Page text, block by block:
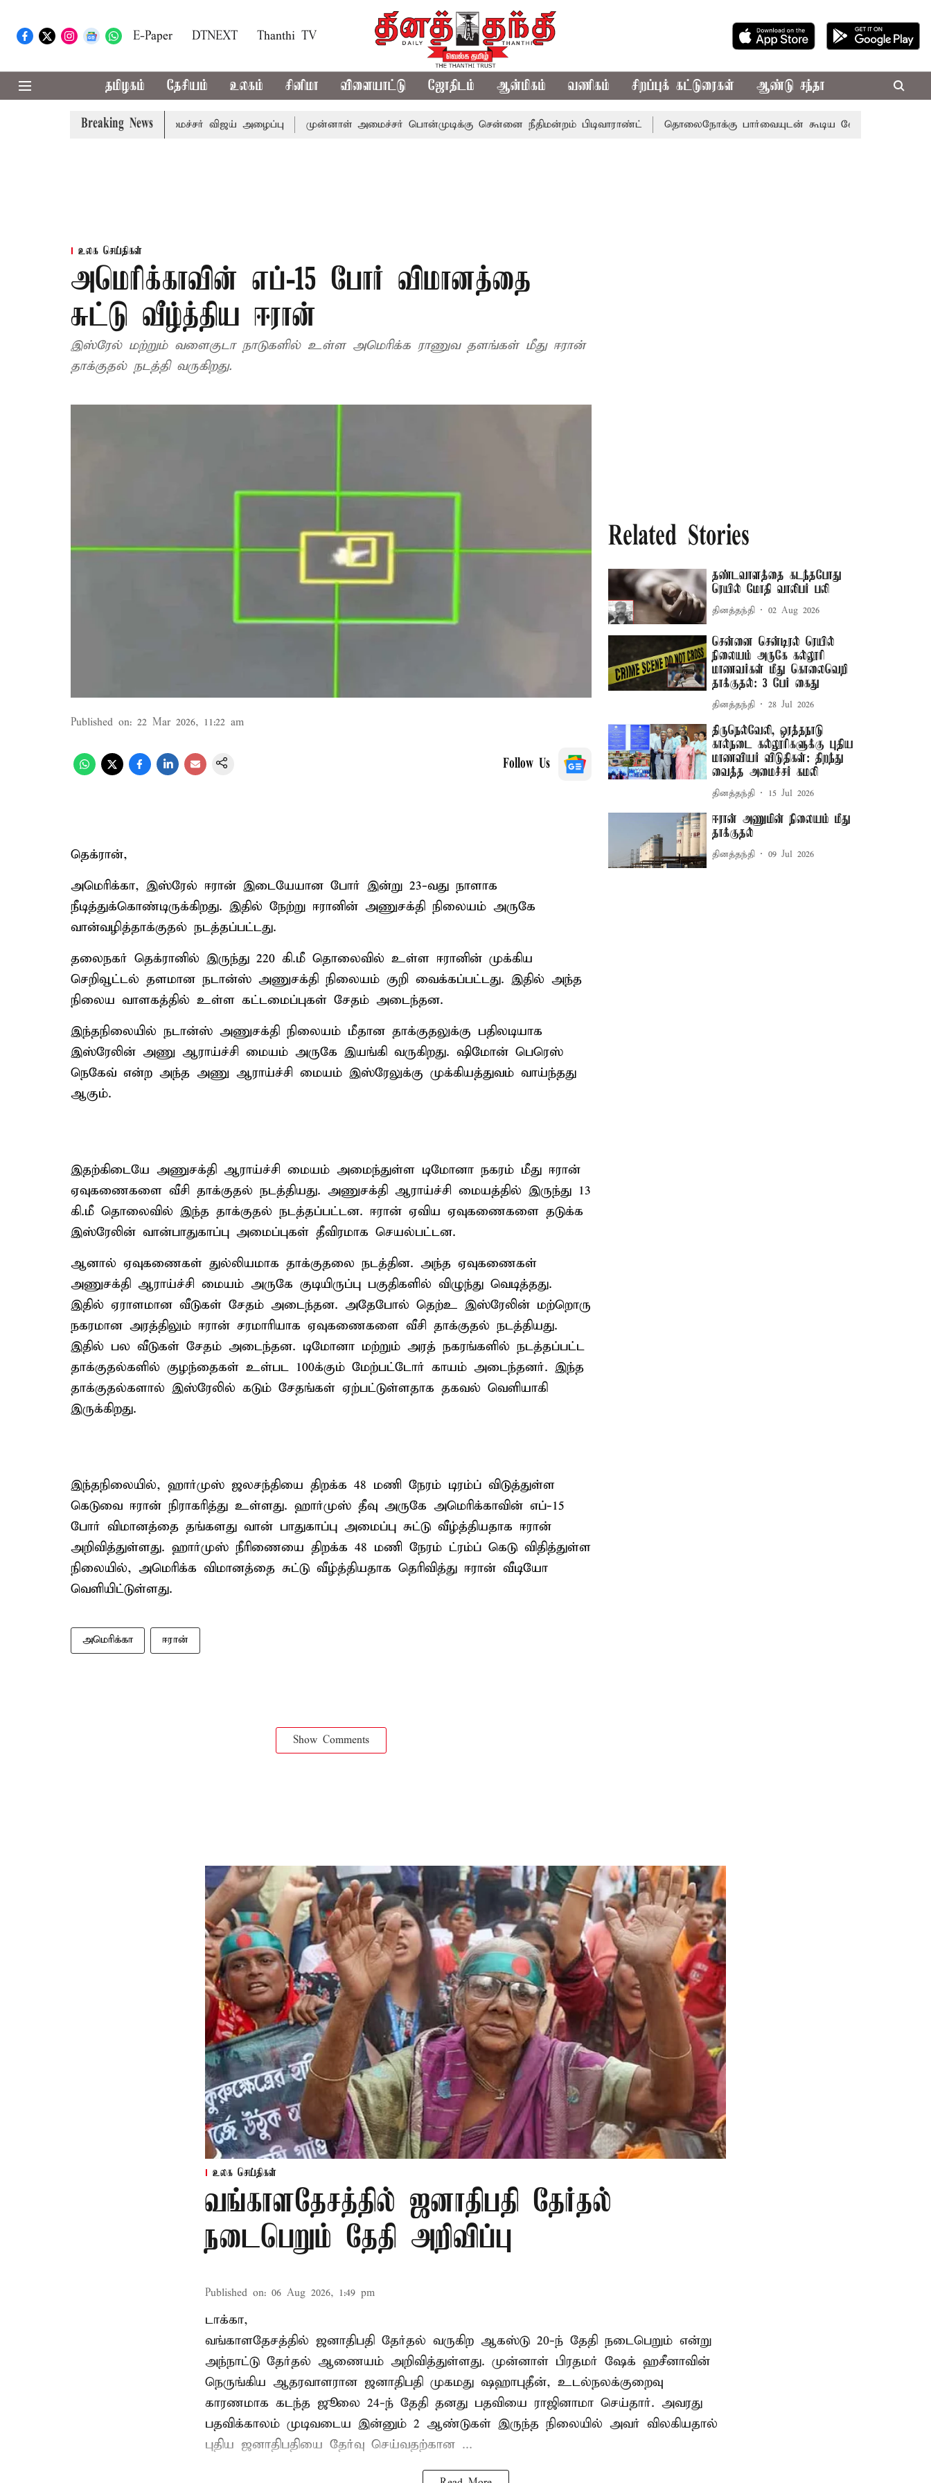
E-Paper DTNEXT Thanthi TV
தமிழகம் தேசியம் உலகம் சினிமா விளையாட்டு ஜோதிடம் ஆன்மிகம் வணிகம் சிறப்புக் கட்டுரைகள் ஆண்டு சந்தா
Breaking News
கூட்டத்துக்கு முதல்-அமைச்சர் விஜய் அழைப்பு முன்னாள் அமைச்சர் பொன்முடிக்கு சென்னை நீதிமன்றம் பிடிவாராண்ட் தொலைநோக்கு பார்வையுடன் கூடிய வேளாண் பட்ஜெட்: முதல்-
உலக செய்திகள்
அமெரிக்காவின் எப்-15 போர் விமானத்தை
சுட்டு வீழ்த்திய ஈரான்
இஸ்ரேல் மற்றும் வளைகுடா நாடுகளில் உள்ள அமெரிக்க ராணுவ தளங்கள் மீது ஈரான்
தாக்குதல் நடத்தி வருகிறது.
Published on: 22 Mar 2026, 11:22 am
Follow Us
தெக்ரான்,
அமெரிக்கா, இஸ்ரேல் ஈரான் இடையேயான போர் இன்று 23-வது நாளாக
நீடித்துக்கொண்டிருக்கிறது. இதில் நேற்று ஈரானின் அணுசக்தி நிலையம் அருகே
வான்வழித்தாக்குதல் நடத்தப்பட்டது.
தலைநகர் தெக்ரானில் இருந்து 220 கி.மீ தொலைவில் உள்ள ஈரானின் முக்கிய
செறிவூட்டல் தளமான நடான்ஸ் அணுசக்தி நிலையம் குறி வைக்கப்பட்டது. இதில் அந்த
நிலைய வாளகத்தில் உள்ள கட்டமைப்புகள் சேதம் அடைந்தன.
இந்தநிலையில் நடான்ஸ் அணுசக்தி நிலையம் மீதான தாக்குதலுக்கு பதிலடியாக
இஸ்ரேலின் அணு ஆராய்ச்சி மையம் அருகே இயங்கி வருகிறது. ஷிமோன் பெரெஸ்
நெகேவ் என்ற அந்த அணு ஆராய்ச்சி மையம் இஸ்ரேலுக்கு முக்கியத்துவம் வாய்ந்தது
ஆகும்.
இதற்கிடையே அணுசக்தி ஆராய்ச்சி மையம் அமைந்துள்ள டிமோனா நகரம் மீது ஈரான்
ஏவுகணைகளை வீசி தாக்குதல் நடத்தியது. அணுசக்தி ஆராய்ச்சி மையத்தில் இருந்து 13
கி.மீ தொலைவில் இந்த தாக்குதல் நடத்தப்பட்டன. ஈரான் ஏவிய ஏவுகணைகளை தடுக்க
இஸ்ரேலின் வான்பாதுகாப்பு அமைப்புகள் தீவிரமாக செயல்பட்டன.
ஆனால் ஏவுகணைகள் துல்லியமாக தாக்குதலை நடத்தின. அந்த ஏவுகணைகள்
அணுசக்தி ஆராய்ச்சி மையம் அருகே குடியிருப்பு பகுதிகளில் விழுந்து வெடித்தது.
இதில் ஏராளமான வீடுகள் சேதம் அடைந்தன. அதேபோல் தெற்உ இஸ்ரேலின் மற்றொரு
நகரமான அரத்திலும் ஈரான் சரமாரியாக ஏவுகணைகளை வீசி தாக்குதல் நடத்தியது.
இதில் பல வீடுகள் சேதம் அடைந்தன. டிமோனா மற்றும் அரத் நகரங்களில் நடத்தப்பட்ட
தாக்குதல்களில் குழந்தைகள் உள்பட 100க்கும் மேற்பட்டோர் காயம் அடைந்தனர். இந்த
தாக்குதல்களால் இஸ்ரேலில் கடும் சேதங்கள் ஏற்பட்டுள்ளதாக தகவல் வெளியாகி
இருக்கிறது.
இந்தநிலையில், ஹார்முஸ் ஜலசந்தியை திறக்க 48 மணி நேரம் டிரம்ப் விடுத்துள்ள
கெடுவை ஈரான் நிராகரித்து உள்ளது. ஹார்முஸ் தீவு அருகே அமெரிக்காவின் எப்-15
போர் விமானத்தை தங்களது வான் பாதுகாப்பு அமைப்பு சுட்டு வீழ்த்தியதாக ஈரான்
அறிவித்துள்ளது. ஹார்முஸ் நீரிணையை திறக்க 48 மணி நேரம் ட்ரம்ப் கெடு விதித்துள்ள
நிலையில், அமெரிக்க விமானத்தை சுட்டு வீழ்த்தியதாக தெரிவித்து ஈரான் வீடியோ
வெளியிட்டுள்ளது.
அமெரிக்கா ஈரான்
Show Comments
Related Stories
தண்டவாளத்தை கடந்தபோது
ரெயில் மோதி வாலிபர் பலி
தினத்தந்தி 02 Aug 2026
சென்னை சென்டிரல் ரெயில்
நிலையம் அருகே கல்லூரி
மாணவர்கள் மீது கொலைவெறி
தாக்குதல்: 3 பேர் கைது
தினத்தந்தி 28 Jul 2026
திருநெல்வேலி, ஒரத்தநாடு
கால்நடை கல்லூரிகளுக்கு புதிய
மாணவியர் விடுதிகள்: திறந்து
வைத்த அமைச்சர் கமலி
தினத்தந்தி 15 Jul 2026
ஈரான் அணுமின் நிலையம் மீது
தாக்குதல்
தினத்தந்தி 09 Jul 2026
உலக செய்திகள்
வங்காளதேசத்தில் ஜனாதிபதி தேர்தல்
நடைபெறும் தேதி அறிவிப்பு
Published on: 06 Aug 2026, 1:49 pm
டாக்கா,
வங்காளதேசத்தில் ஜனாதிபதி தேர்தல் வருகிற ஆகஸ்டு 20-ந் தேதி நடைபெறும் என்று
அந்நாட்டு தேர்தல் ஆணையம் அறிவித்துள்ளது. முன்னாள் பிரதமர் ஷேக் ஹசீனாவின்
நெருங்கிய ஆதரவாளரான ஜனாதிபதி முகமது ஷஹாபுதீன், உடல்நலக்குறைவு
காரணமாக கடந்த ஜூலை 24-ந் தேதி தனது பதவியை ராஜினாமா செய்தார். அவரது
பதவிக்காலம் முடிவடைய இன்னும் 2 ஆண்டுகள் இருந்த நிலையில் அவர் விலகியதால்
புதிய ஜனாதிபதியை தேர்வு செய்வதற்கான ...